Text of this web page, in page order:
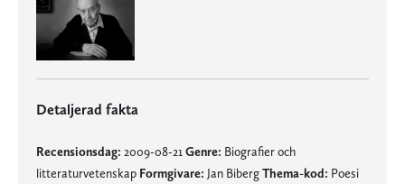
Detaljerad fakta
Recensionsdag: 2009-08-21 Genre: Biografier och
litteraturvetenskap Formgivare: Jan BibergThema-kod: Poesi